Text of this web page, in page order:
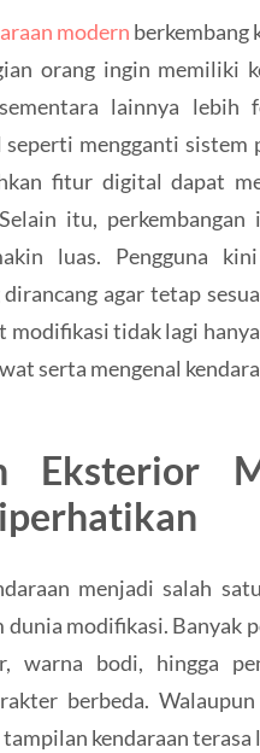
modern berkembang
orang ingin memiliki
lainnya lebih
seperti mengganti sistem
fitur digital dapat
itu,
luas. Pengguna
dirancang agar tetap
modifikasi tidak lagi
serta mengenal
Eksterior
menjadi salah
modifikasi. Banyak
warna bodi, hingga
berbeda.
kendaraan terasa